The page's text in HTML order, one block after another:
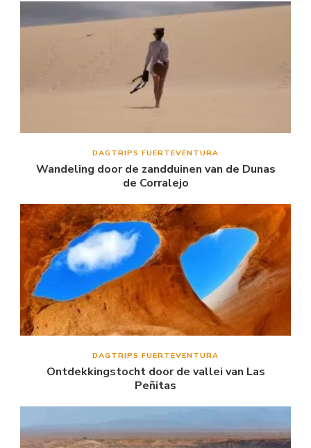
DAGTRIPS FUERTEVENTURA
Wandeling door de zandduinen van de Dunas
de Corralejo
DAGTRIPS FUERTEVENTURA
Ontdekkingstocht door de vallei van Las
Peñitas